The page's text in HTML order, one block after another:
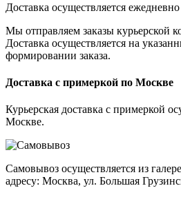
Доставка осуществляется
Мы отправляем заказы курьерской
Доставка осуществляется на
формировании заказа.
Доставка с примеркой по Москве
Курьерская доставка с примеркой
Москве.
Самовывоз осуществляется из
адресу: Москва, ул. Большая